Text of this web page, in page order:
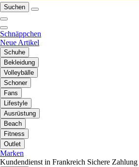
Suchen
Schnäppchen
Neue Artikel
Schuhe
Bekleidung
Volleybälle
Schoner
Fans
Lifestyle
Ausrüstung
Beach
Fitness
Outlet
Marken
Kundendienst in Frankreich Sichere Zahlung